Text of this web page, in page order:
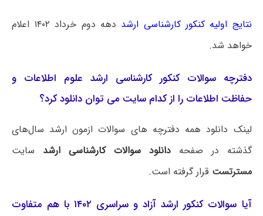
نتایج اولیه کنکور کارشناسی ارشد
دهه دوم خرداد ۱۴۰۲ اعلام
خواهد شد.
دفترچه سوالات کنکور کارشناسی ارشد علوم اطلاعات و
حفاظت اطلاعات را از کدام سایت می توان دانلود کرد؟
لینک دانلود همه دفترچه های سوالات ازمون ارشد سال‌های
گذشته در صفحه
دانلود سوالات کارشناسی ارشد
سایت
مسترتست قرار گرفته است.
آیا سوالات کنکور ارشد آزاد و سراسری ۱۴۰۲ با هم متفاوت